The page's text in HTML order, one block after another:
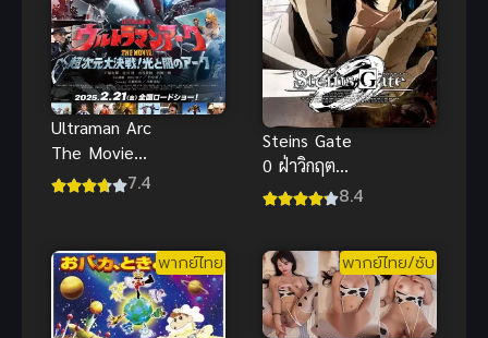
Ultraman Arc
The Movie
The Clash of
7.4
Steins Gate
0 ฝ่าวิกฤต
พิชิตกาลเวลา
8.4
พากย์ไทย พากย์ไทย/ซับ